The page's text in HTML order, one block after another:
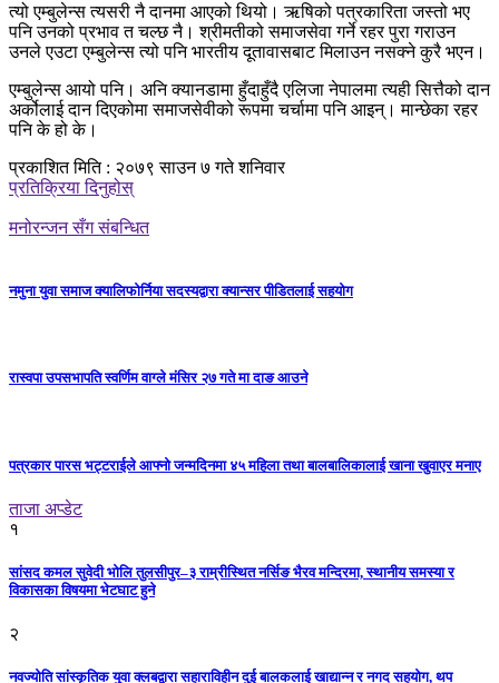
त्यो एम्बुलेन्स त्यसरी नै दानमा आएको थियो। ऋषिको पत्रकारिता जस्तो भए
पनि उनको प्रभाव त चल्छ नै। श्रीमतीको समाजसेवा गर्ने रहर पुरा गराउन
उनले एउटा एम्बुलेन्स त्यो पनि भारतीय दूतावासबाट मिलाउन नसक्ने कुरै भएन।
एम्बुलेन्स आयो पनि। अनि क्यानडामा हुँदाहुँदै एलिजा नेपालमा त्यही सित्तैको दान
अर्कोलाई दान दिएकोमा समाजसेवीको रूपमा चर्चामा पनि आइन्। मान्छेका रहर
पनि के हो के।
प्रकाशित मिति : २०७९ साउन ७ गते शनिवार
प्रतिक्रिया दिनुहोस्
मनोरन्जन सँग संबन्धित
नमुना युवा समाज क्यालिफोर्निया सदस्यद्वारा क्यान्सर पीडितलाई सहयोग
रास्वपा उपसभापति स्वर्णिम वाग्ले मंसिर २७ गते मा दाङ आउने
पत्रकार पारस भट्टराईले आफ्नो जन्मदिनमा ४५ महिला तथा बालबालिकालाई खाना खुवाएर मनाए
ताजा अप्डेट
१
सांसद कमल सुवेदी भोलि तुलसीपुर–३ राम्रीस्थित नर्सिङ भैरव मन्दिरमा, स्थानीय समस्या र
विकासका विषयमा भेटघाट हुने
२
नवज्योति सांस्कृतिक युवा क्लबद्वारा सहाराविहीन दुई बालकलाई खाद्यान्न र नगद सहयोग, थप